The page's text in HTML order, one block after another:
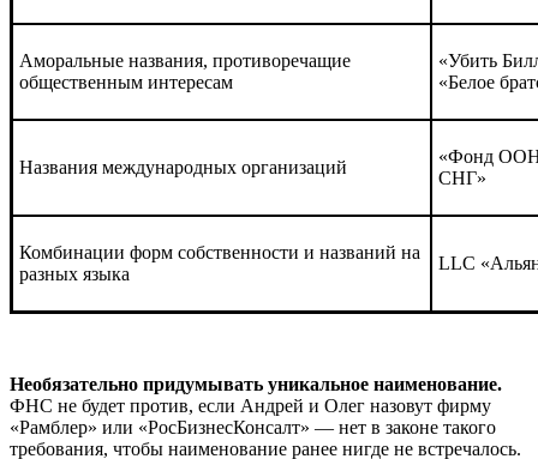
Аморальные названия, противоречащие
общественным интересам
«Убить
«Белое
Названия международных организаций
«Фонд
СНГ»
Комбинации форм собственности и названий на
разных языка
LLC
Необязательно придумывать уникальное наименование.
ФНС не будет против, если Андрей и Олег назовут фирму
«Рамблер» или «РосБизнесКонсалт» — нет в законе такого
требования, чтобы наименование ранее нигде не встречалось.